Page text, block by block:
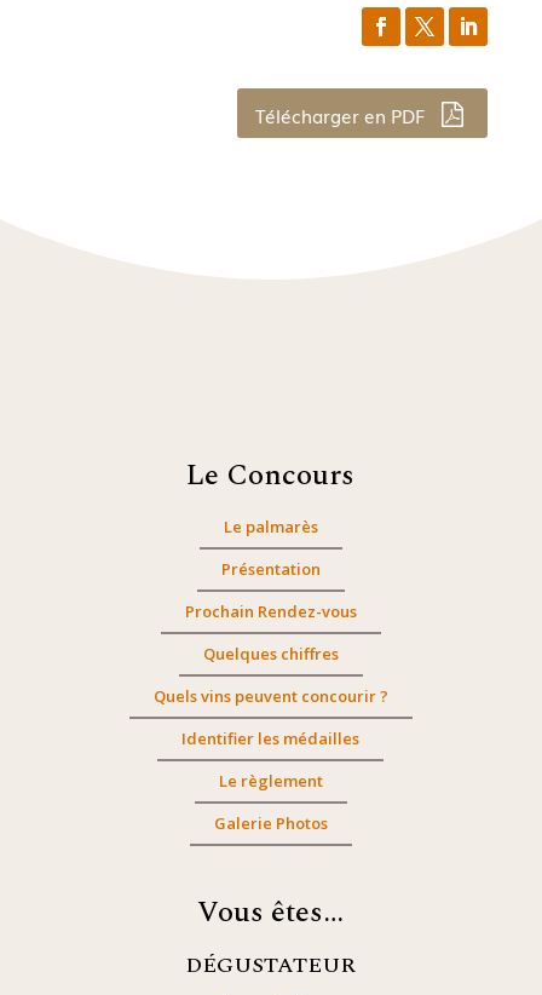
Télécharger en PDF
Le Concours
Le palmarès
Présentation
Prochain Rendez-vous
Quelques chiffres
Quels vins peuvent concourir ?
Identifier les médailles
Le règlement
Galerie Photos
Vous êtes…
DÉGUSTATEUR